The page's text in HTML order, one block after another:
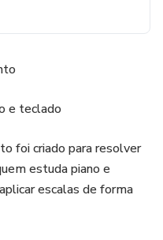
e teclado
foi criado para resolver
estuda piano e
escalas de forma